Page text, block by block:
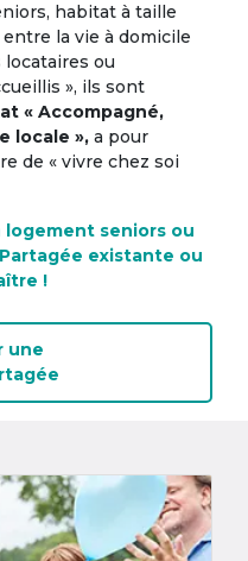
habitat à taille
la vie à domicile
locataires ou
», ils sont
« Accompagné,
locale », a pour
de « vivre chez soi
seniors ou
existante ou
!
une